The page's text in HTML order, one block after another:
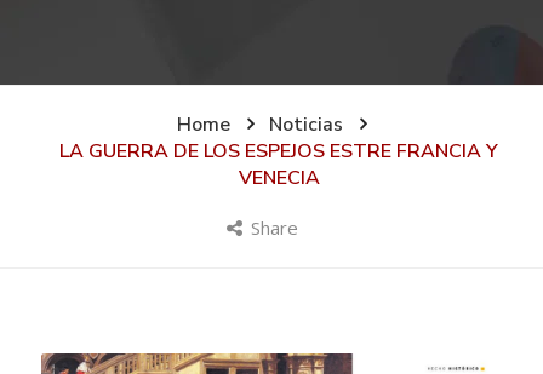
Home
Noticias
LA GUERRA DE LOS ESPEJOS ESTRE FRANCIA Y
VENECIA
Share